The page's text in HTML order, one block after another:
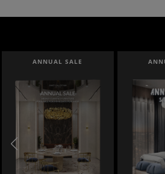
ANNUAL SALE BEST